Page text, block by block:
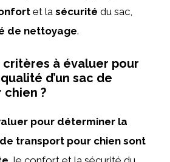
et la sécurité du sac,
de nettoyage.
critères à évaluer pour
d’un sac de
?
pour déterminer la
transport pour chien sont